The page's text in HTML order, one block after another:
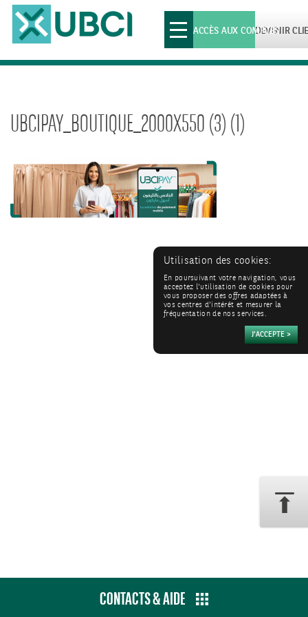
Toggle
navigationDEVENIR
ACCÈS AUX COMPTES
UBCIPAY_BOUTIQUE_2000X550 (3) (1)
CONTACTS & AIDE
Utilisation des cookies:
En poursuivant votre navigation, vous
acceptez l'utilisation de cookies pour
vous proposer des offres adaptées à
vos centres d'intérêt et mesurer la
fréquentation de nos services.